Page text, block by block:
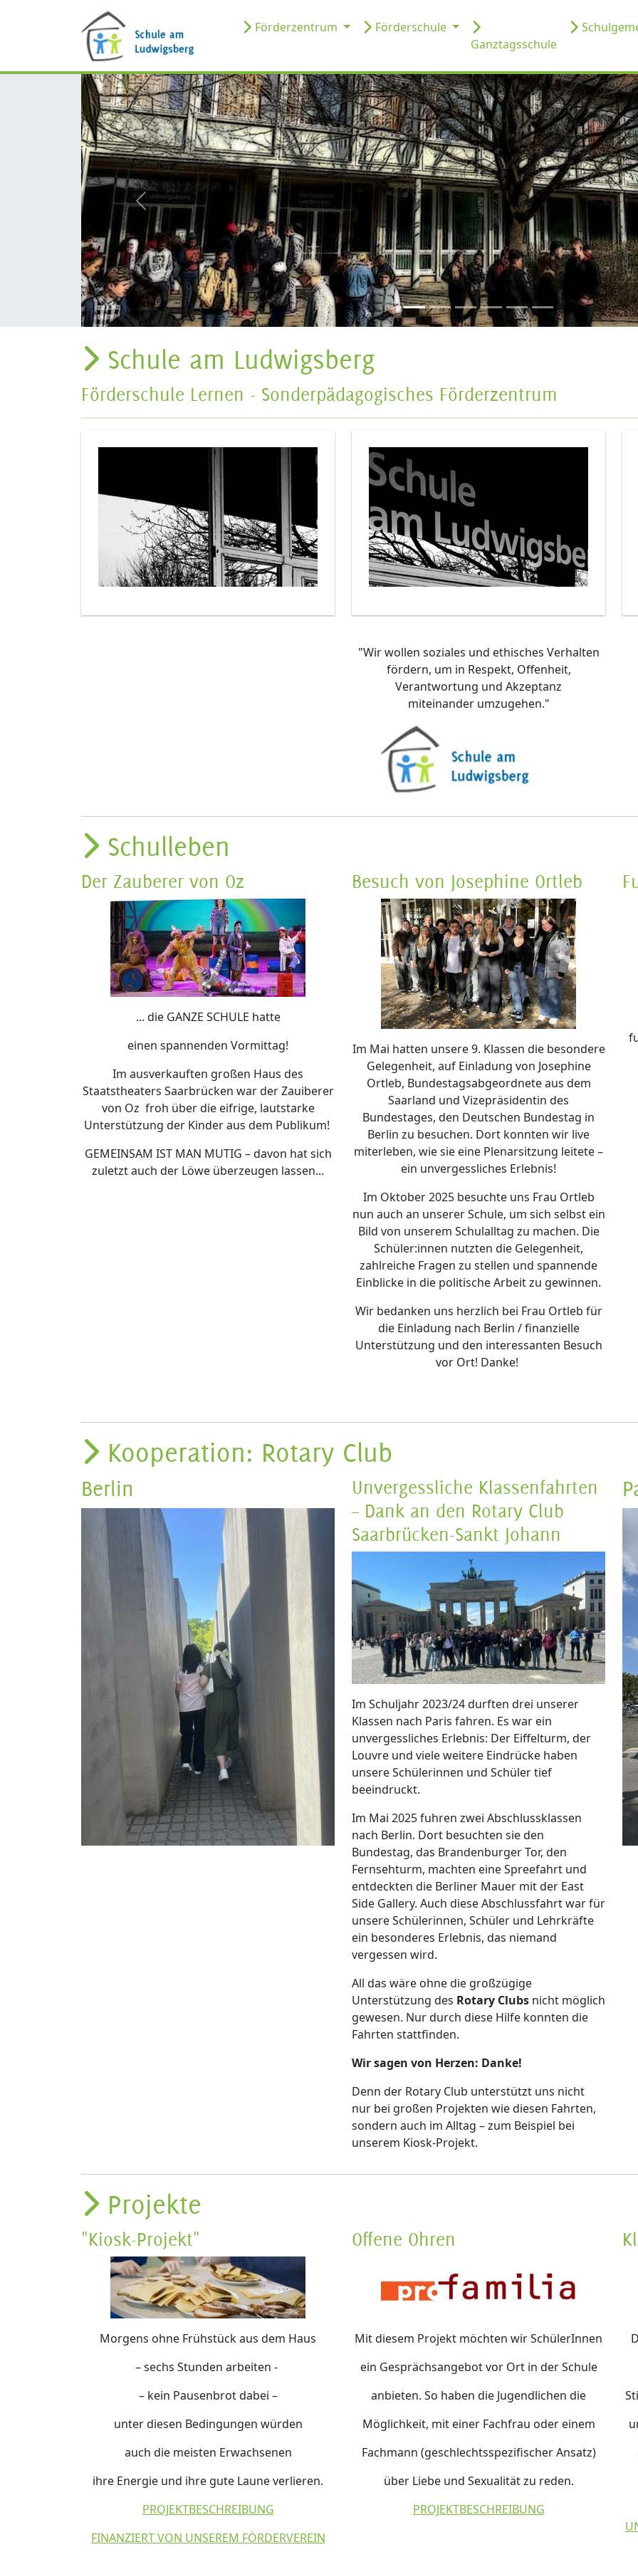
Förderzentrum
Förderschule
Ganztagsschule
zurück
Schule am Ludwigsberg
Förderschule Lernen - Sonderpädagogisches Förderzentrum
"Wir wollen soziales und ethisches Verhalten
fördern, um in Respekt, Offenheit,
Verantwortung und Akzeptanz
miteinander umzugehen."
Schulleben
Der Zauberer von Oz
... die GANZE SCHULE hatte
einen spannenden Vormittag!
Im ausverkauften großen Haus des
Staatstheaters Saarbrücken war der Zauiberer
von Oz froh über die eifrige, lautstarke
Unterstützung der Kinder aus dem Publikum!
GEMEINSAM IST MAN MUTIG – davon hat sich
zuletzt auch der Löwe überzeugen lassen...
Besuch von Josephine Ortleb
Im Mai hatten unsere 9. Klassen die besondere
Gelegenheit, auf Einladung von Josephine
Ortleb, Bundestagsabgeordnete aus dem
Saarland und Vizepräsidentin des
Bundestages, den Deutschen Bundestag in
Berlin zu besuchen. Dort konnten wir live
miterleben, wie sie eine Plenarsitzung leitete –
ein unvergessliches Erlebnis!
Im Oktober 2025 besuchte uns Frau Ortleb
nun auch an unserer Schule, um sich selbst ein
Bild von unserem Schulalltag zu machen. Die
Schüler:innen nutzten die Gelegenheit,
zahlreiche Fragen zu stellen und spannende
Einblicke in die politische Arbeit zu gewinnen.
Wir bedanken uns herzlich bei Frau Ortleb für
die Einladung nach Berlin / finanzielle
Unterstützung und den interessanten Besuch
vor Ort! Danke!
Kooperation: Rotary Club
Berlin
Unvergessliche Klassenfahrten
– Dank an den Rotary Club
Saarbrücken-Sankt Johann
Im Schuljahr 2023/24 durften drei unserer
Klassen nach Paris fahren. Es war ein
unvergessliches Erlebnis: Der Eiffelturm, der
Louvre und viele weitere Eindrücke haben
unsere Schülerinnen und Schüler tief
beeindruckt.
Im Mai 2025 fuhren zwei Abschlussklassen
nach Berlin. Dort besuchten sie den
Bundestag, das Brandenburger Tor, den
Fernsehturm, machten eine Spreefahrt und
entdeckten die Berliner Mauer mit der East
Side Gallery. Auch diese Abschlussfahrt war für
unsere Schülerinnen, Schüler und Lehrkräfte
ein besonderes Erlebnis, das niemand
vergessen wird.
All das wäre ohne die großzügige
Unterstützung des Rotary Clubs nicht möglich
gewesen. Nur durch diese Hilfe konnten die
Fahrten stattfinden.
Wir sagen von Herzen: Danke!
Denn der Rotary Club unterstützt uns nicht
nur bei großen Projekten wie diesen Fahrten,
sondern auch im Alltag – zum Beispiel bei
unserem Kiosk-Projekt.
Projekte
"Kiosk-Projekt"
Morgens ohne Frühstück aus dem Haus
– sechs Stunden arbeiten -
– kein Pausenbrot dabei –
unter diesen Bedingungen würden
auch die meisten Erwachsenen
ihre Energie und ihre gute Laune verlieren.
PROJEKTBESCHREIBUNG
FINANZIERT VON UNSEREM FÖRDERVEREIN
Offene Ohren
Mit diesem Projekt möchten wir SchülerInnen
ein Gesprächsangebot vor Ort in der Schule
anbieten. So haben die Jugendlichen die
Möglichkeit, mit einer Fachfrau oder einem
Fachmann (geschlechtsspezifischer Ansatz)
über Liebe und Sexualität zu reden.
PROJEKTBESCHREIBUNG